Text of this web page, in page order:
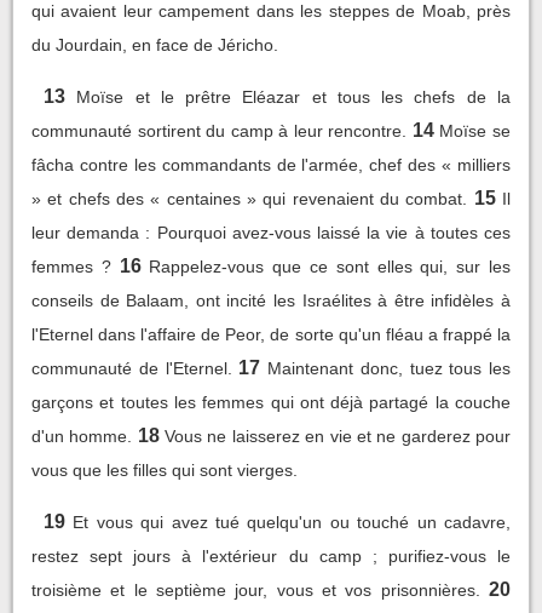
qui avaient leur campement dans les steppes de Moab, près
du Jourdain, en face de Jéricho.
13
Moïse et le prêtre Eléazar et tous les chefs de la
communauté sortirent du camp à leur rencontre.
14 Moïse se
fâcha contre les commandants de l'armée, chef des « milliers
» et chefs des « centaines » qui revenaient du combat.
15 Il
leur demanda : Pourquoi avez-vous laissé la vie à toutes ces
femmes ? 16 Rappelez-vous que ce sont elles qui, sur les
conseils de Balaam, ont incité les Israélites à être infidèles à
l'Eternel dans l'affaire de Peor, de sorte qu'un fléau a frappé la
communauté de l'Eternel.
17 Maintenant donc, tuez tous les
garçons et toutes les femmes qui ont déjà partagé la couche
d'un homme.
18 Vous ne laisserez en vie et ne garderez pour
vous que les filles qui sont vierges.
19 Et vous qui avez tué quelqu'un ou touché un cadavre,
restez sept jours à l'extérieur du camp ; purifiez-vous le
troisième et le septième jour, vous et vos prisonnières.
20